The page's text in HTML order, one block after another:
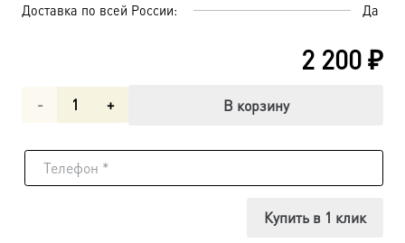
Доставка по всей России: Да
2 200₽
Количество
Андрей
В корзину
Купить в 1 клик